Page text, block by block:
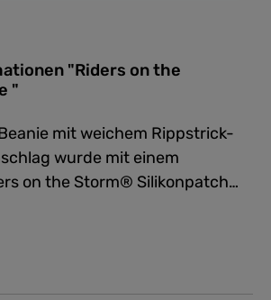
"Riders on the
"
mit weichem Rippstrick-
wurde mit einem
on the Storm® Silikonpatch…